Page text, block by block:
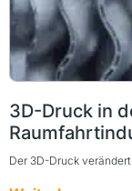
3D-Druck in
Der 3D-Druck